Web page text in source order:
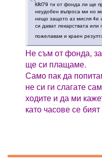
kiki79 ти от фонда ли ще
неудобен въпроса ми но
нещо защото аз мисля 4е
си дават лекарствата или
пожелавам и краен
Не съм от фонда,
ще си плащаме.
Само пак да
не си ги слагате
ходите и да ми
като часове се